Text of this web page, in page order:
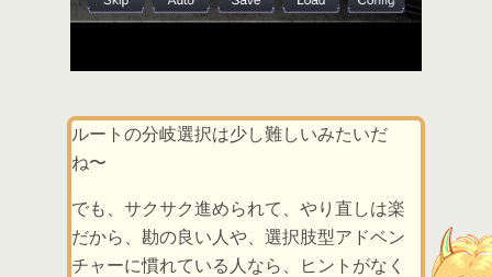
ルートの分岐選択は少し難しいみたいだ
ね〜
でも、サクサク進められて、やり直しは楽
だから、勘の良い人や、選択肢型アドベン
チャーに慣れている人なら、ヒントがなく